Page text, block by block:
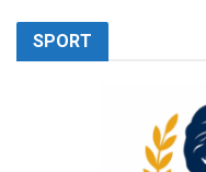
SPORT